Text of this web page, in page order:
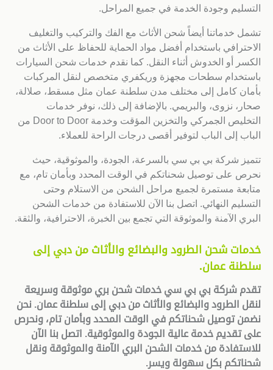
التسليم وجودة الخدمة في جميع المراحل.
تشمل خدماتنا أيضاً شحن الأثاث مع الفك والتركيب والتغليف
الاحترافي باستخدام أفضل مواد الحماية للحفاظ على الأثاث من
الكسر أو الخدوش أثناء النقل. كما نقدم خدمات شحن السيارات
باستخدام سطحات مجهزة وريكفري متخصص لنقل المركبات
بأمان كامل إلى مختلف مدن سلطنة عمان مثل مسقط، صلالة،
صحار، نزوى، والبريمي. بالإضافة إلى ذلك، نوفر خدمات
التخليص الجمركي والتخزين المؤقت وخدمة Door to Door من
الباب إلى الباب لتوفير أقصى درجات الراحة للعملاء.
تتميز شركة بي بي سي بالسرعة، الجودة، والموثوقية، حيث
نحرص على توصيل شحناتكم في الوقت المحدد وبأمان تام، مع
متابعة مستمرة لجميع مراحل الشحن من الاستلام وحتى
التسليم النهائي. اتصل بنا الآن للاستفادة من خدمات الشحن
البري الآمنة والموثوقة التي تجمع بين الخبرة، الاحترافية، والثقة.
خدمات شحن الطرود والبضائع والأثاث من دبي إلى
سلطنة عمان.
تقدم شركة بي بي سي خدمات شحن بري موثوقة وسريعة
لنقل الطرود والبضائع والأثاث من دبي إلى سلطنة عمان. نحن
نضمن توصيل شحناتكم في الوقت المحدد وبأمان تام، ونحرص
على تقديم خدمة عالية الجودة والموثوقية. اتصل بنا الآن
للاستفادة من خدمات الشحن البري الآمنة والموثوقة ونقل
شحناتكم بكل سهولة ويسر.